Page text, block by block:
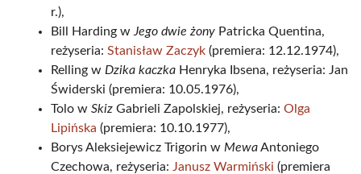
r.),
Bill Harding w Jego dwie żony Patricka Quentina,
reżyseria: Stanisław Zaczyk (premiera: 12.12.1974),
Relling w Dzika kaczka Henryka Ibsena, reżyseria: Jan
Świderski (premiera: 10.05.1976),
Tolo w Skiz Gabrieli Zapolskiej, reżyseria: Olga
Lipińska (premiera: 10.10.1977),
Borys Aleksiejewicz Trigorin w MewaAntoniego
Czechowa, reżyseria: Janusz Warmiński (premiera